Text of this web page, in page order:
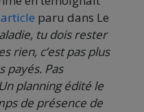
paru dans Le
tu dois rester
rien, c’est pas plus
payés. Pas
planning édité le
de présence de